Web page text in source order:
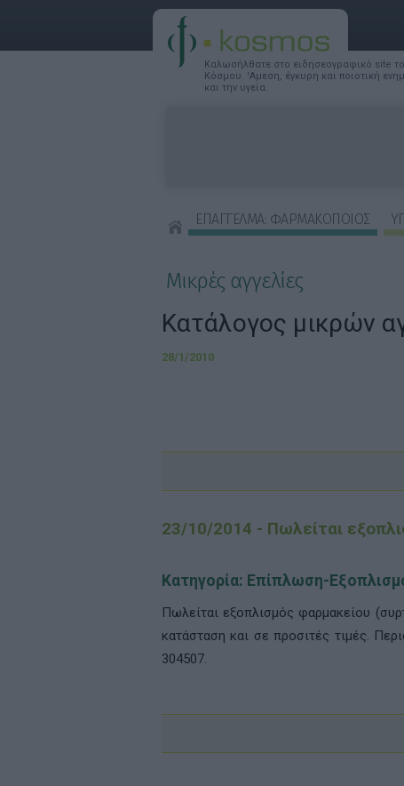
Καλωσήλθατε στο ειδησεογραφικό site
Κόσμου. 'Αμεση, έγκυρη και ποιοτική
και την υγεία.
ΕΠΑΓΓΕΛΜΑ: ΦΑΡΜΑΚΟΠΟΙΟΣ
Μικρές αγγελίες
Κατάλογος μικρών
28/1/2010
23/10/2014 - Πωλείται
Κατηγορία: Επίπλωση-
Πωλείται εξοπλισμός φαρμακείου
κατάσταση και σε προσιτές τιμές.
304507.